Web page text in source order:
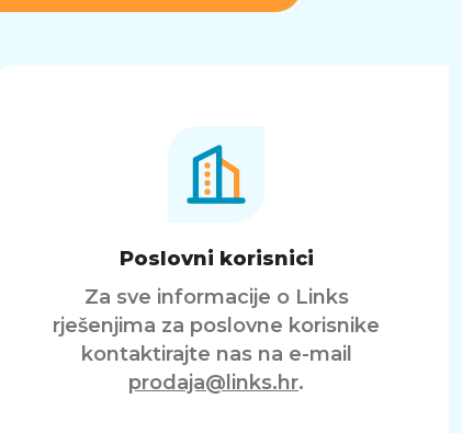
Poslovni korisnici
Za sve informacije o Links
rješenjima za poslovne korisnike
kontaktirajte nas na e-mail
prodaja@links.hr.